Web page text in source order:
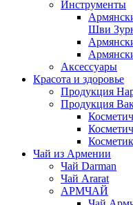
Инструменты
Шви
Аксессуары
Красота и здоровье
Продукция
Продукция
Чай из Армении
Чай Darman
Чай Ararat
АРМЧАЙ